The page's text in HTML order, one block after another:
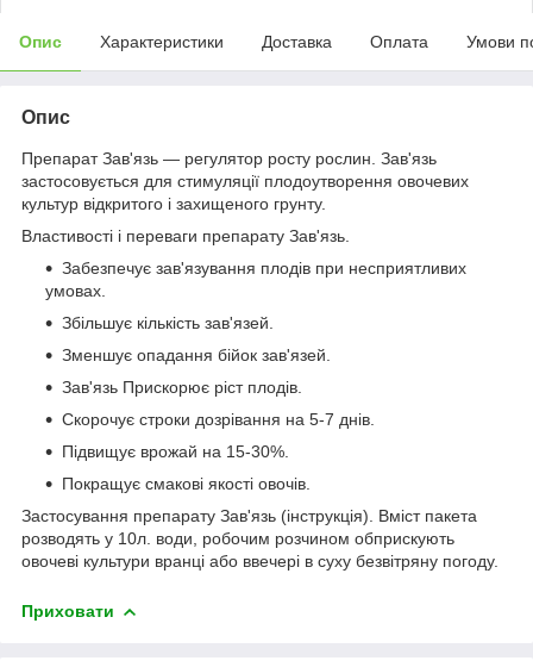
Опис Характеристики Доставка Оплата Умови
Опис
Препарат Зав'язь — регулятор росту рослин. Зав'язь
застосовується для стимуляції плодоутворення овочевих
культур відкритого і захищеного грунту.
Властивості і переваги препарату Зав'язь.
Забезпечує зав'язування плодів при несприятливих
умовах.
Збільшує кількість зав'язей.
Зменшує опадання бійок зав'язей.
Зав'язь Прискорює ріст плодів.
Скорочує строки дозрівання на 5-7 днів.
Підвищує врожай на 15-30%.
Покращує смакові якості овочів.
Застосування препарату Зав'язь (інструкція). Вміст пакета
розводять у 10л. води, робочим розчином обприскують
овочеві культури вранці або ввечері в суху безвітряну погоду.
Приховати